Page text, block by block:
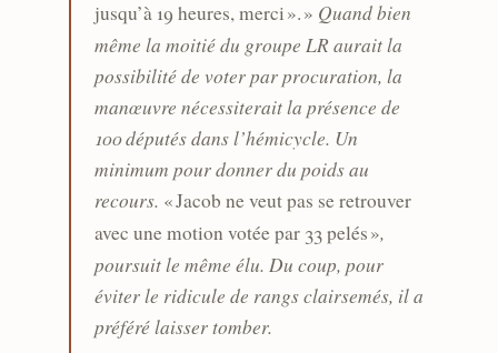
jusqu’à 19 heures, merci ». » Quand bien
même la moitié du groupe LR aurait la
possibilité de voter par procuration, la
manœuvre nécessiterait la présence de
100 députés dans l’hémicycle. Un
minimum pour donner du poids au
recours. « Jacob ne veut pas se retrouver
avec une motion votée par 33 pelés »,
poursuit le même élu. Du coup, pour
éviter le ridicule de rangs clairsemés, il a
préféré laisser tomber.